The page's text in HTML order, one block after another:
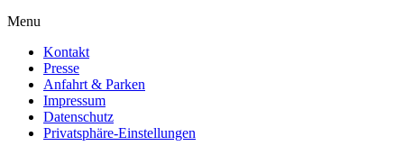
Menu
Kontakt
Presse
Anfahrt & Parken
Impressum
Datenschutz
Privatsphäre-Einstellungen